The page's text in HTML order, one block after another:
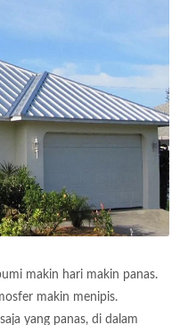
makin hari makin panas.
makin menipis.
yang panas, di dalam